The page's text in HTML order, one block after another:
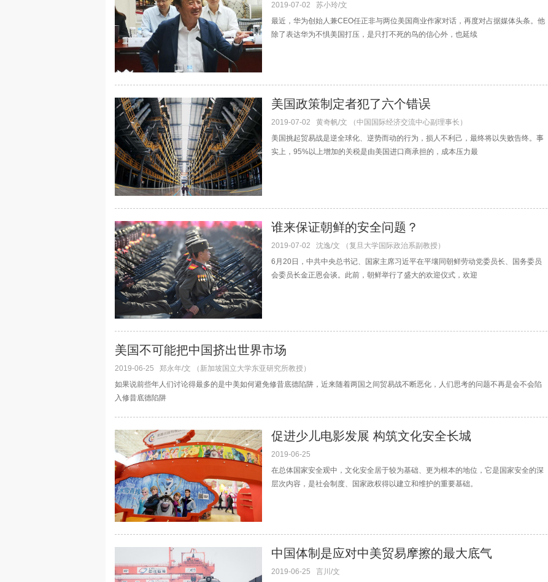
2019-07-02
苏小玲/文
最近，华为创始人兼CEO任正非与两位美国商业作家对话，再度对占据媒体头条。他
除了表达华为不惧美国打压，是只打不死的鸟的信心外，也延续
美国政策制定者犯了六个错误
2019-07-02
黄奇帆/文 （中国国际经济交流中心副理事长）
美国挑起贸易战是逆全球化、逆势而动的行为，损人不利己，最终将以失败告终。事
实上，95%以上增加的关税是由美国进口商承担的，成本压力最
谁来保证朝鲜的安全问题？
2019-07-02
沈逸/文 （复旦大学国际政治系副教授）
6月20日，中共中央总书记、国家主席习近平在平壤同朝鲜劳动党委员长、国务委员
会委员长金正恩会谈。此前，朝鲜举行了盛大的欢迎仪式，欢迎
美国不可能把中国挤出世界市场
2019-06-25
郑永年/文 （新加坡国立大学东亚研究所教授）
如果说前些年人们讨论得最多的是中美如何避免修昔底德陷阱，近来随着两国之间贸易战不断恶化，人们思考的问题不再是会不会陷
入修昔底德陷阱
促进少儿电影发展 构筑文化安全长城
2019-06-25
在总体国家安全观中，文化安全居于较为基础、更为根本的地位，它是国家安全的深
层次内容，是社会制度、国家政权得以建立和维护的重要基础。
中国体制是应对中美贸易摩擦的最大底气
2019-06-25 言川/文